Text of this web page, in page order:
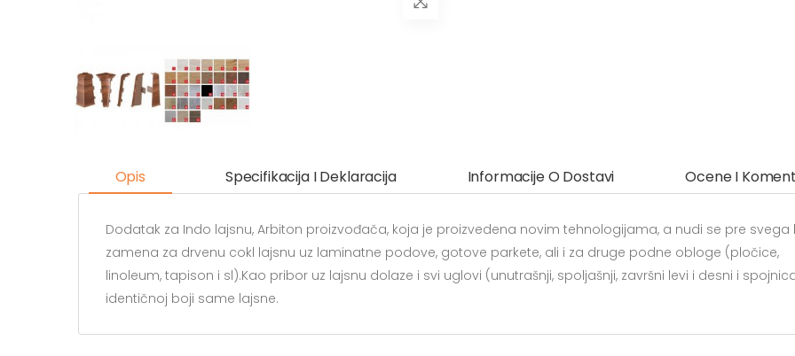
Opis Specifikacija I Deklaracija Informacije O Dostavi Ocene I
Dodatak za Indo lajsnu, Arbiton proizvođača, koja je proizvedena novim tehnologijama, a nudi se pre svega
zamena za drvenu cokl lajsnu uz laminatne podove, gotove parkete, ali i za druge podne obloge (pločice,
linoleum, tapison i sl).Kao pribor uz lajsnu dolaze i svi uglovi (unutrašnji, spoljašnji, završni levi i desni i
identičnoj boji same lajsne.